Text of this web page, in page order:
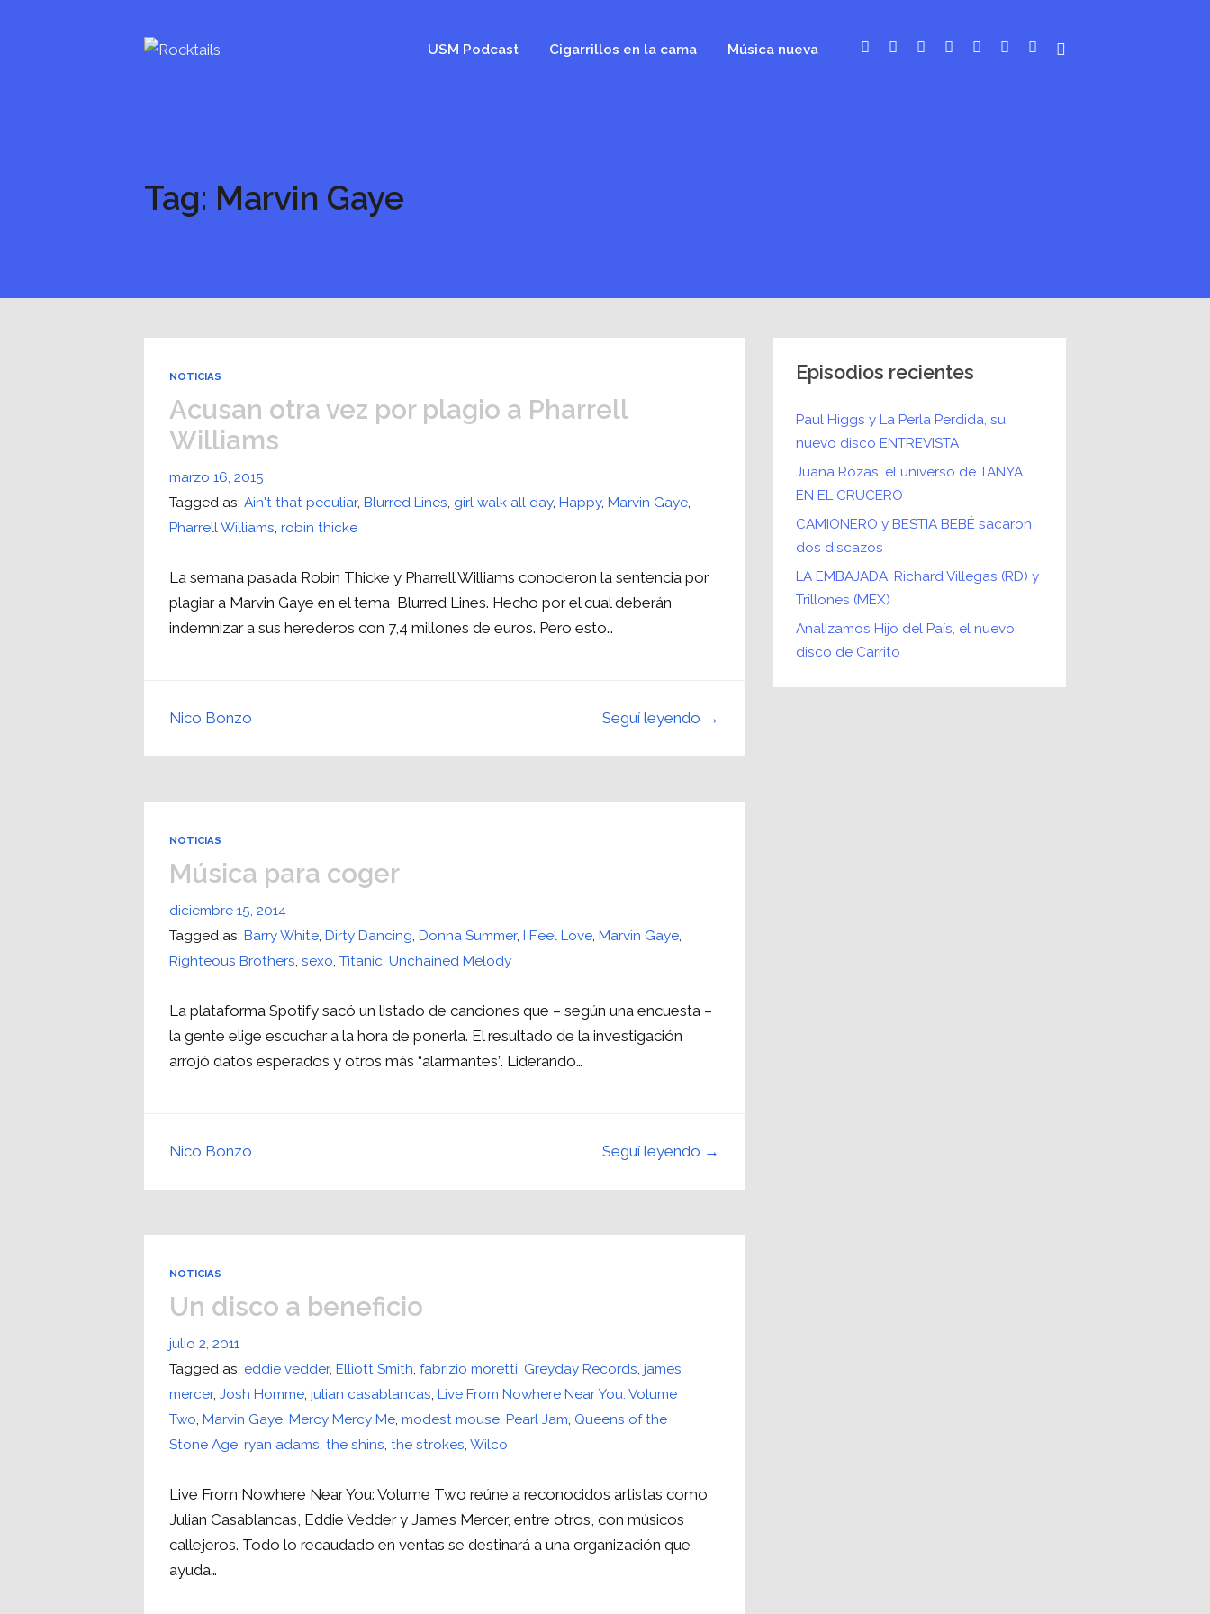
USM Podcast Cigarrillos en la cama Música nueva
Tag: Marvin Gaye
NOTICIAS
Acusan otra vez por plagio a Pharrell
Williams
marzo 16, 2015
Tagged as:Ain't that peculiar,Blurred Lines, girl walk all day,Happy,Marvin Gaye,
Pharrell Williams,robin thicke
La semana pasada Robin Thicke y Pharrell Williams conocieron la sentencia por
plagiar a Marvin Gaye en el tema Blurred Lines. Hecho por el cual deberán
indemnizar a sus herederos con 7,4 millones de euros. Pero esto…
Seguí leyendo →
Nico Bonzo
NOTICIAS
Música para coger
diciembre 15, 2014
Tagged as:Barry White,Dirty Dancing,Donna Summer,I Feel Love,Marvin Gaye,
Righteous Brothers,sexo,Titanic,Unchained Melody
La plataforma Spotify sacó un listado de canciones que – según una encuesta –
la gente elige escuchar a la hora de ponerla. El resultado de la investigación
arrojó datos esperados y otros más “alarmantes”. Liderando…
Seguí leyendo →
Nico Bonzo
NOTICIAS
Un disco a beneficio
julio 2, 2011
Tagged as: eddie vedder, Elliott Smith,fabrizio moretti, Greyday Records,james
mercer,Josh Homme,julian casablancas, Live From Nowhere Near You: Volume
Two, Marvin Gaye, Mercy Mercy Me,modest mouse, Pearl Jam, Queens of the
Stone Age,ryan adams,the shins,the strokes,Wilco
Live From Nowhere Near You: Volume Two reúne a reconocidos artistas como
Julian Casablancas, Eddie Vedder y James Mercer, entre otros, con músicos
callejeros. Todo lo recaudado en ventas se destinará a una organización que
ayuda…
Episodios recientes
Paul Higgs y La Perla Perdida, su
nuevo disco ENTREVISTA
Juana Rozas: el universo de TANYA
EN EL CRUCERO
CAMIONERO y BESTIA BEBÉ sacaron
dos discazos
LA EMBAJADA: Richard Villegas (RD) y
Trillones (MEX)
Analizamos Hijo del País, el nuevo
disco de Carrito